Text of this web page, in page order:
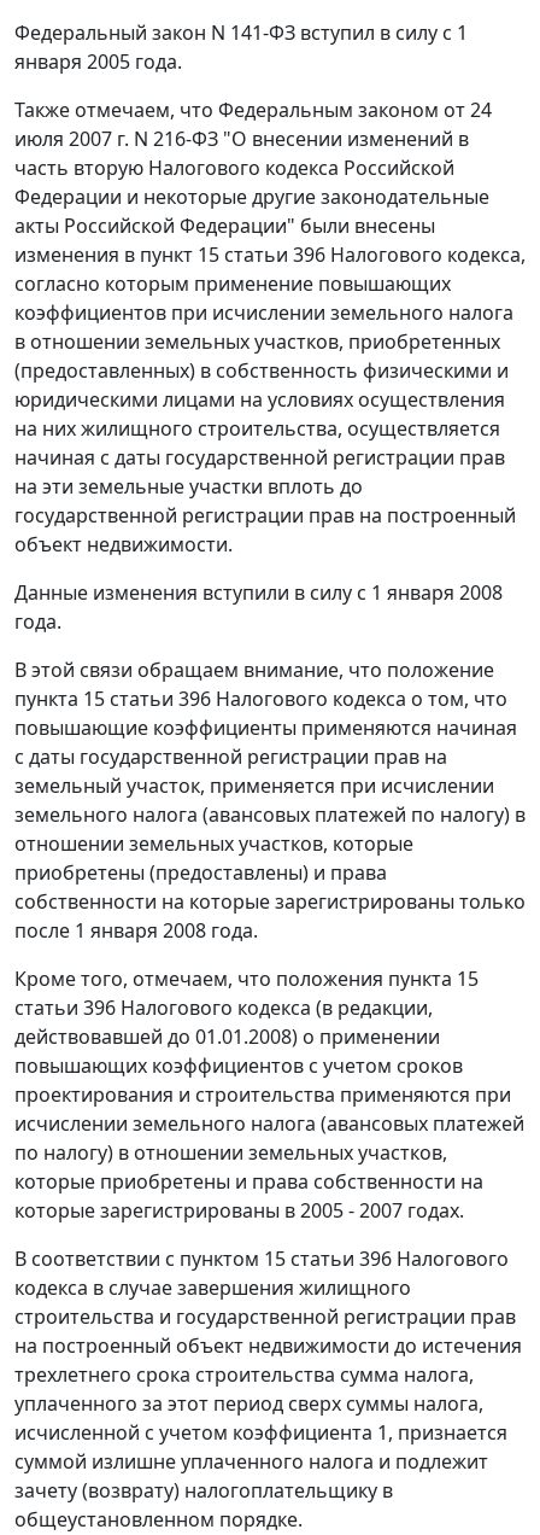
Федеральный закон N 141-ФЗ вступил в силу с 1
января 2005 года.
Также отмечаем, что Федеральным законом от 24
июля 2007 г. N 216-ФЗ "О внесении изменений в
часть вторую Налогового кодекса Российской
Федерации и некоторые другие законодательные
акты Российской Федерации" были внесены
изменения в пункт 15 статьи 396 Налогового кодекса,
согласно которым применение повышающих
коэффициентов при исчислении земельного налога
в отношении земельных участков, приобретенных
(предоставленных) в собственность физическими и
юридическими лицами на условиях осуществления
на них жилищного строительства, осуществляется
начиная с даты государственной регистрации прав
на эти земельные участки вплоть до
государственной регистрации прав на построенный
объект недвижимости.
Данные изменения вступили в силу с 1 января 2008
года.
В этой связи обращаем внимание, что положение
пункта 15 статьи 396 Налогового кодекса о том, что
повышающие коэффициенты применяются начиная
с даты государственной регистрации прав на
земельный участок, применяется при исчислении
земельного налога (авансовых платежей по налогу) в
отношении земельных участков, которые
приобретены (предоставлены) и права
собственности на которые зарегистрированы только
после 1 января 2008 года.
Кроме того, отмечаем, что положения пункта 15
статьи 396 Налогового кодекса (в редакции,
действовавшей до 01.01.2008) о применении
повышающих коэффициентов с учетом сроков
проектирования и строительства применяются при
исчислении земельного налога (авансовых платежей
по налогу) в отношении земельных участков,
которые приобретены и права собственности на
которые зарегистрированы в 2005 - 2007 годах.
В соответствии с пунктом 15 статьи 396 Налогового
кодекса в случае завершения жилищного
строительства и государственной регистрации прав
на построенный объект недвижимости до истечения
трехлетнего срока строительства сумма налога,
уплаченного за этот период сверх суммы налога,
исчисленной с учетом коэффициента 1, признается
суммой излишне уплаченного налога и подлежит
зачету (возврату) налогоплательщику в
общеустановленном порядке.